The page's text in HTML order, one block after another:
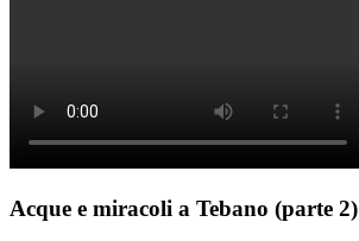
Acque e miracoli a Tebano (parte 2)